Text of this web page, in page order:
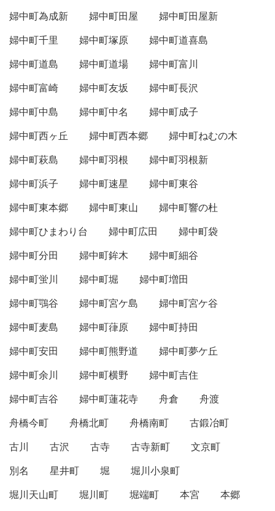
婦中町為成新
婦中町田屋
婦中町田屋新
婦中町千里
婦中町塚原
婦中町道喜島
婦中町道島
婦中町道場
婦中町富川
婦中町富崎
婦中町友坂
婦中町長沢
婦中町中島
婦中町中名
婦中町成子
婦中町西ヶ丘
婦中町西本郷
婦中町ねむの木
婦中町萩島
婦中町羽根
婦中町羽根新
婦中町浜子
婦中町速星
婦中町東谷
婦中町東本郷
婦中町東山
婦中町響の杜
婦中町ひまわり台
婦中町広田
婦中町袋
婦中町分田
婦中町鉾木
婦中町細谷
婦中町蛍川
婦中町堀
婦中町増田
婦中町鶚谷
婦中町宮ケ島
婦中町宮ケ谷
婦中町麦島
婦中町葎原
婦中町持田
婦中町安田
婦中町熊野道
婦中町夢ケ丘
婦中町余川
婦中町横野
婦中町吉住
婦中町吉谷
婦中町蓮花寺 舟倉
舟渡
舟橋今町
舟橋北町 舟橋南町
古鍛冶町
古川
古沢 古寺 古寺新町
文京町
別名
星井町 堀
堀川小泉町
堀川天山町
堀川町 堀端町 本宮
本郷